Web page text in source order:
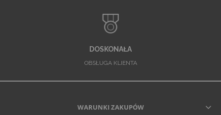
DOSKONAŁA
OBSŁUGA KLIENTA
WARUNKI ZAKUPÓW